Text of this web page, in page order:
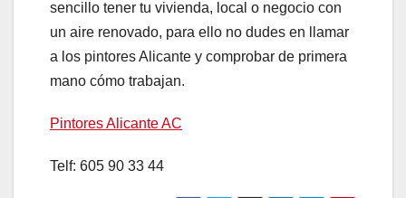
sencillo tener tu vivienda, local o negocio con
un aire renovado, para ello no dudes en llamar
a los pintores Alicante y comprobar de primera
mano cómo trabajan.
Pintores Alicante AC
Telf: 605 90 33 44